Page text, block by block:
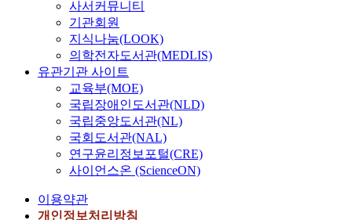
사서커뮤니티
기관회원
지식나눔(LOOK)
의학전자도서관(MEDLIS)
유관기관 사이트
교육부(MOE)
국립장애인도서관(NLD)
국립중앙도서관(NL)
국회도서관(NAL)
연구윤리정보포털(CRE)
사이언스온 (ScienceON)
이용약관
개인정보처리방침